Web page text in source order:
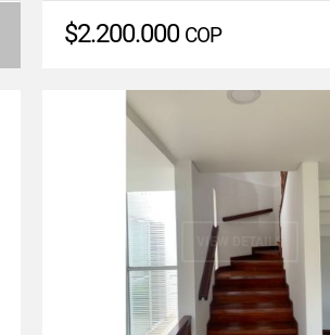
$2.200.000 COP
VIEW DETAILS